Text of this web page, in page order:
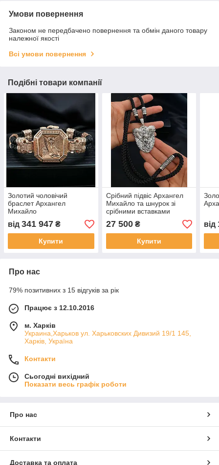
Умови повернення
Законом не передбачено повернення та обмін даного товару
належної якості
Всі умови повернення
Подібні товари компанії
Золотий чоловічий
браслет Архангел
Михайло
від 341 947 ₴
Купити
Срібний підвіс Архангел
Михайло та шнурок зі
срібними вставками
27 500₴
Купити
від
Про нас
79% позитивних з 15 відгуків за рік
Працює з 12.10.2016
м. Харків
Украина,Харьков ул. Харьковских Дивизий 19/1 145,
Харків, Україна
Контакти
Сьогодні вихідний
Показати весь графік роботи
Про нас
Контакти
Доставка та оплата